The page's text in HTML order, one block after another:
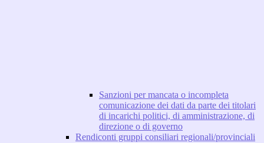
Sanzioni per mancata o incompleta
comunicazione dei dati da parte dei titolari
di incarichi politici, di amministrazione, di
direzione o di governo
Rendiconti gruppi consiliari regionali/provinciali